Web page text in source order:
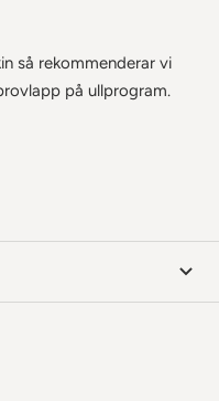
så rekommenderar vi
på ullprogram.